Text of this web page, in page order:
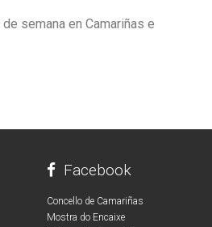
semana en Camariñas e
Facebook
Concello de Camariñas
Mostra do Encaixe